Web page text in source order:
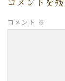
コメント ※